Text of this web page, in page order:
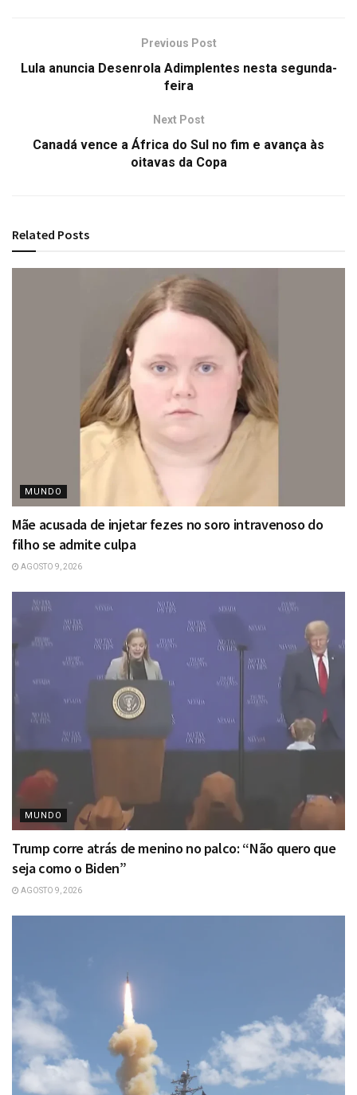
Previous Post
Lula anuncia Desenrola Adimplentes nesta segunda-
feira
Next Post
Canadá vence a África do Sul no fim e avança às
oitavas da Copa
Related Posts
MUNDO
Mãe acusada de injetar fezes no soro intravenoso do
filho se admite culpa
AGOSTO 9, 2026
MUNDO
Trump corre atrás de menino no palco: “Não quero que
seja como o Biden”
AGOSTO 9, 2026